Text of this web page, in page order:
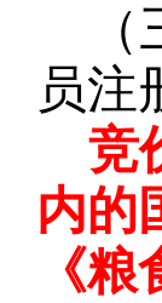
员注
竞
内的
《